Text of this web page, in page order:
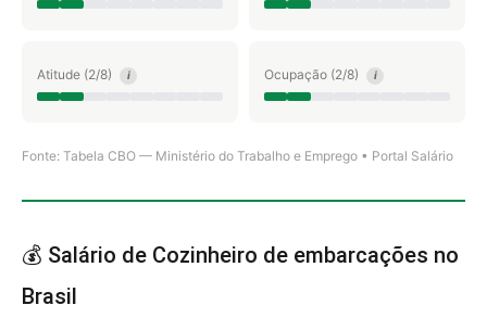
Atitude (2/8) i Ocupação (2/8) i
Fonte: Tabela CBO — Ministério do Trabalho e Emprego • Portal Salário
💰 Salário de Cozinheiro de embarcações no
Brasil